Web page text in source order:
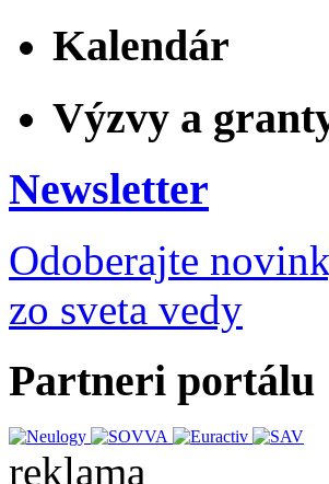
Kalendár
Výzvy a
Newsletter
Odoberajte
zo sveta vedy
Partneri portálu
reklama